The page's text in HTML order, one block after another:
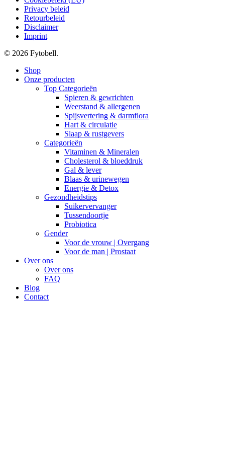
Privacy beleid
Retourbeleid
Disclaimer
Imprint
© 2026 Fytobell.
Close
Menu
Shop
Onze producten
Top Categorieën
Spieren & gewrichten
Weerstand & allergenen
Spijsvertering & darmflora
Hart & circulatie
Slaap & rustgevers
Categorieën
Vitaminen & Mineralen
Cholesterol & bloeddruk
Gal & lever
Blaas & urinewegen
Energie & Detox
Gezondheidstips
Suikervervanger
Tussendoortje
Probiotica
Gender
Voor de vrouw | Overgang
Voor de man | Prostaat
Over ons
Over ons
FAQ
Blog
Contact